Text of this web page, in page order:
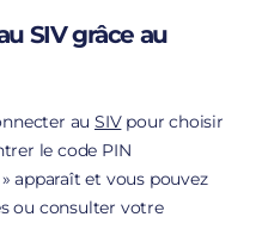
SIV grâce au
au SIVpour choisir
le code PIN
apparaît et vous pouvez
ou consulter votre